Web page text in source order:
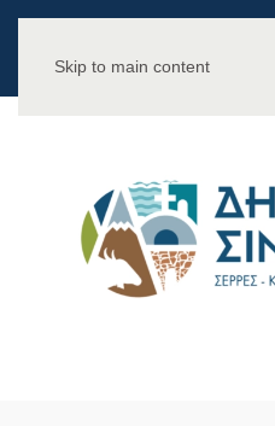
Skip to main content